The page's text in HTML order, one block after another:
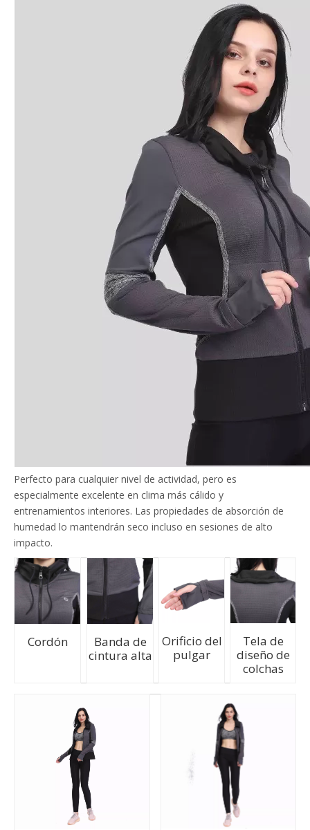
Perfecto para cualquier nivel de actividad, pero es
especialmente excelente en clima más cálido y
entrenamientos interiores. Las propiedades de absorción de
humedad lo mantendrán seco incluso en sesiones de alto
impacto.
Cordón
Banda de
cintura alta
Orificio del
pulgar
Tela de
diseño de
colchas